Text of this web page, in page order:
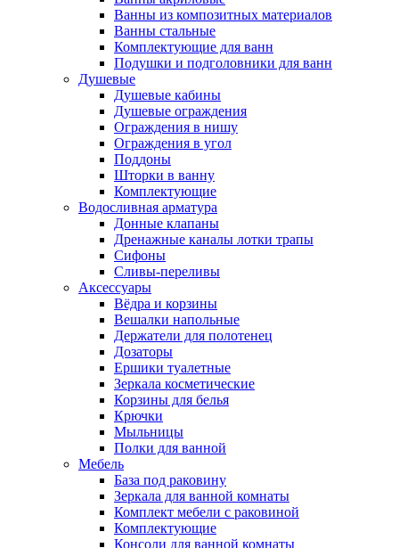
Ванны из композитных материалов
Ванны стальные
Комплектующие для ванн
Подушки и подголовники для ванн
Душевые
Душевые кабины
Душевые ограждения
Ограждения в нишу
Ограждения в угол
Поддоны
Шторки в ванну
Комплектующие
Водосливная арматура
Донные клапаны
Дренажные каналы лотки трапы
Сифоны
Сливы-переливы
Аксессуары
Вёдра и корзины
Вешалки напольные
Держатели для полотенец
Дозаторы
Ершики туалетные
Зеркала косметические
Корзины для белья
Крючки
Мыльницы
Полки для ванной
Мебель
База под раковину
Зеркала для ванной комнаты
Комплект мебели с раковиной
Комплектующие
Консоли для ванной комнаты